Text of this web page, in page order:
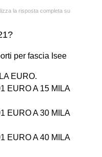
la risposta completa su
per fascia Isee
EURO.
EURO A 15 MILA
EURO A 30 MILA
EURO A 40 MILA